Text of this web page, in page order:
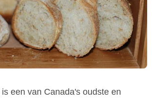
een van Canada's oudste en